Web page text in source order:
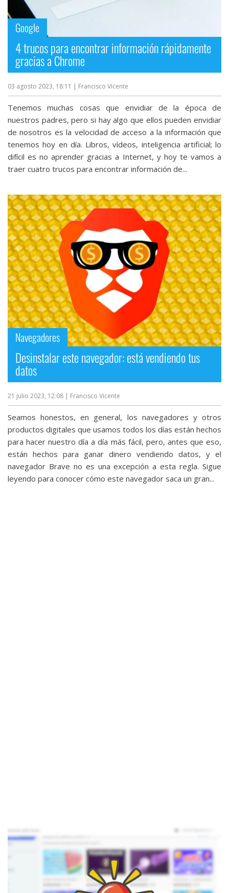
Operadores
Trucos
y
Tutoriales
Ciberseguridad
Sistemas
operativos
Profesional
+
Más
temas
Sorteos
Foros
Contacto
Sobre
nosotros
Publicidad
/
Cambiar
opciones
de
privacidad
/
Google
4 trucos para encontrar información rápidamente
gracias a Chrome
03 agosto 2023, 18:11 | Francisco Vicente
Tenemos muchas cosas que envidiar de la época de
nuestros padres, pero si hay algo que ellos pueden envidiar
de nosotros es la velocidad de acceso a la información que
tenemos hoy en día. Libros, vídeos, inteligencia artificial; lo
difícil es no aprender gracias a Internet, y hoy te vamos a
traer cuatro trucos para encontrar información de...
Navegadores
Desinstalar este navegador: está vendiendo tus
datos
21 julio 2023, 12:08 | Francisco Vicente
Seamos honestos, en general, los navegadores y otros
productos digitales que usamos todos los días están hechos
para hacer nuestro día a día más fácil, pero, antes que eso,
están hechos para ganar dinero vendiendo datos, y el
navegador Brave no es una excepción a esta regla. Sigue
leyendo para conocer cómo este navegador saca un gran...